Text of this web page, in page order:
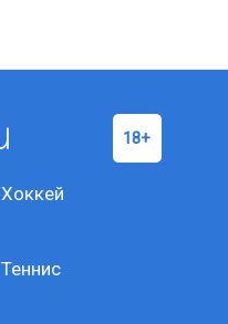
Хоккей
Теннис